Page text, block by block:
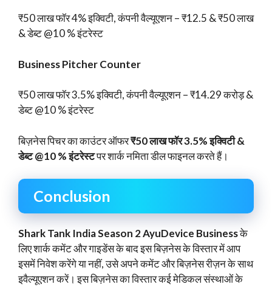
₹50 लाख फॉर 4% इक्विटी, कंपनी वैल्यूएशन – ₹12.5 & ₹50 लाख
& डेब्ट @10 % इंटरेस्ट
Business Pitcher Counter
₹50 लाख फॉर 3.5% इक्विटी, कंपनी वैल्यूएशन – ₹14.29 करोड़ &
डेब्ट @10 % इंटरेस्ट
बिज़नेस पिचर का काउंटर ऑफर₹50 लाख फॉर 3.5% इक्विटी &
डेब्ट @10 % इंटरेस्टपर शार्क नमिता डील फाइनल करते हैं।
Conclusion
Shark Tank India Season 2 AyuDevice Businessके
लिए शार्क कमेंट और गाइडेंस के बाद इस बिज़नेस के विस्तार में आप
इसमें निवेश करेंगे या नहीं, उसे अपने कमेंट और बिज़नेस रीज़न के साथ
इवैल्यूएशन करें। इस बिज़नेस का विस्तार कई मेडिकल संस्थाओं के